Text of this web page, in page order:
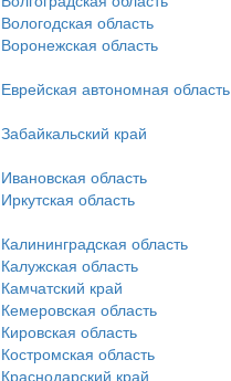
Вологодская область
Воронежская область
Еврейская автономная область
Забайкальский край
Ивановская область
Иркутская область
Калининградская область
Калужская область
Камчатский край
Кемеровская область
Кировская область
Костромская область
Краснодарский край